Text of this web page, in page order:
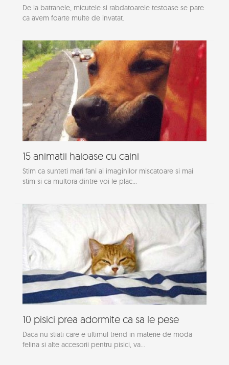
De la batranele, micutele si rabdatoarele testoase se pare
ca avem foarte multe de invatat.
15 animatii haioase cu caini
Stim ca sunteti mari fani ai imaginilor miscatoare si mai
stim si ca multora dintre voi le plac...
10 pisici prea adormite ca sa le pese
Daca nu stiati care e ultimul trend in materie de moda
felina si alte accesorii pentru pisici, va...